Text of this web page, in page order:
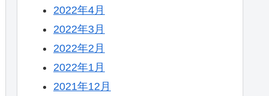
2022年4月
2022年3月
2022年2月
2022年1月
2021年12月